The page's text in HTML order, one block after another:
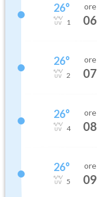
26°
1
ore
06
26°
2
ore
07
26°
4
ore
08
26°
5
ore
09